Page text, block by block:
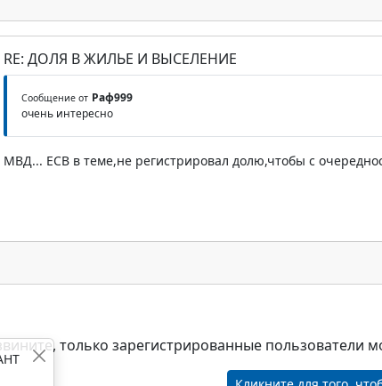
RE: ДОЛЯ В ЖИЛЬЕ И ВЫСЕЛЕНИЕ
Сообщение от Раф999
очень интересно
МВД... ЕСВ в теме,не регистрировал долю,чтобы с
только зарегистрированные пользователи